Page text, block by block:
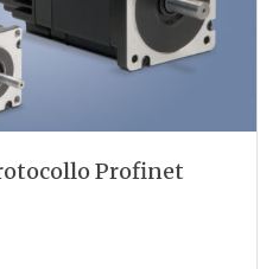
Profinet